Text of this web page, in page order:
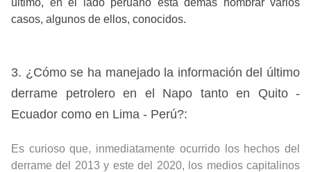
casos, algunos de ellos, conocidos.
3. ¿Cómo se ha manejado la información del último
derrame petrolero en el Napo tanto en Quito -
Ecuador como en Lima - Perú?:
Es curioso que, inmediatamente ocurrido los hechos del
derrame del 2013 y este del 2020, los medios capitalinos